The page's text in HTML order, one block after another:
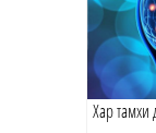
Хар тамхи